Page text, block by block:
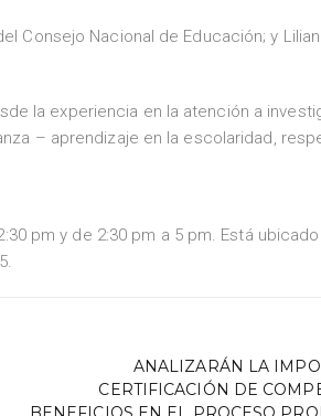
Consejo Nacional de Educación; y
la experiencia en la atención a
– aprendizaje en la escolaridad,
pm y de 2:30 pm a 5 pm. Está
ANALIZARÁN LA
CERTIFICACIÓN DE